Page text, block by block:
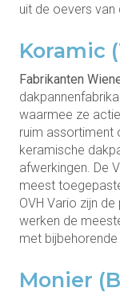
uit de oevers van
Koramic
Fabrikanten
waarmee ze
ruim assortiment
keramische
afwerkingen. De
meest
OVH Vario zijn
werken de
met bijbehorende
Monier